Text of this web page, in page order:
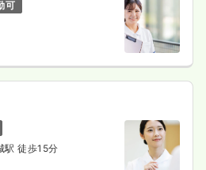
可
駅 徒歩15分